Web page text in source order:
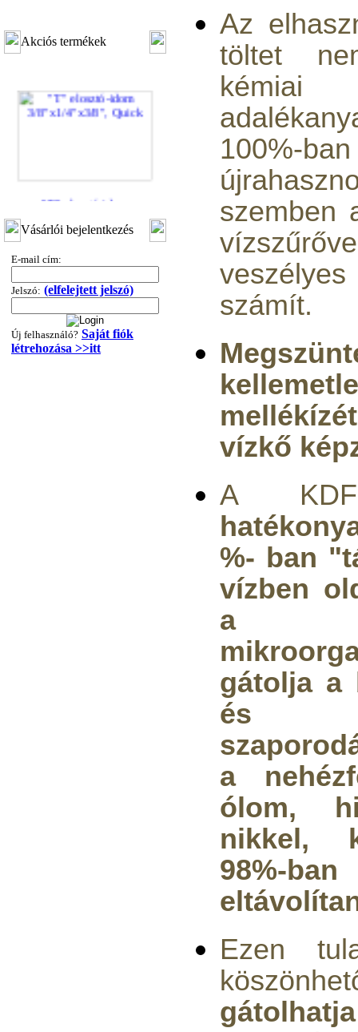
Akciós termékek
3/8"x1/4"x3/8", Quick
360,-Ft
Vásárlói bejelentkezés
E-mail cím:
Jelszó: (elfelejtett jelszó)
Új felhasználó? Saját fiók
létrehozása >>itt
Az
töltet
kémiai
100%-ban
szemben
számít.
vízkő
A
%- ban
vízben
a
gátolja a
és
a
ólom,
nikkel,
98%-
Ezen
gátolhatja